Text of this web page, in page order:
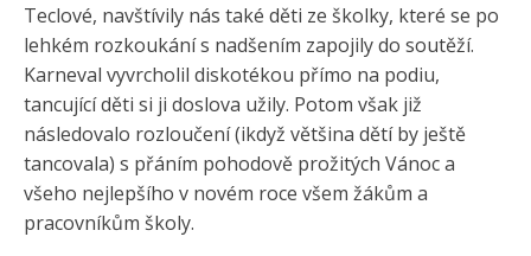
Teclové, navštívily nás také děti ze školky, které se po
lehkém rozkoukání s nadšením zapojily do soutěží.
Karneval vyvrcholil diskotékou přímo na podiu,
tancující děti si ji doslova užily. Potom však již
následovalo rozloučení (ikdyž většina dětí by ještě
tancovala) s přáním pohodově prožitých Vánoc a
všeho nejlepšího v novém roce všem žákům a
pracovníkům školy.